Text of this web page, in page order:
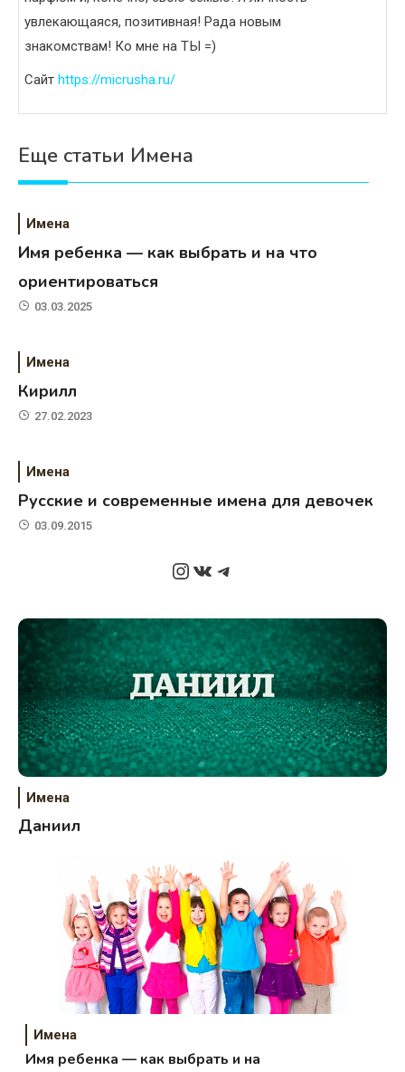
увлекающаяся, позитивная! Рада новым
знакомствам! Ко мне на ТЫ =)
Сайт https://micrusha.ru/
Еще статьи Имена
Имена
Имя ребенка — как выбрать и на что
ориентироваться
03.03.2025
Имена
Кирилл
27.02.2023
Имена
Русские и современные имена для девочек
03.09.2015
Instagram
ВКонтакте
Telegram
Имена
Даниил
Имена
Имя ребенка — как выбрать и на